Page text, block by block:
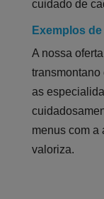
cuidado de
Exemplos
A nossa
transmontano
as
menus com a
valoriza.